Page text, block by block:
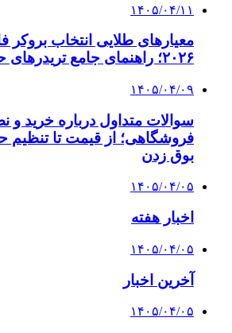
۱۴۰۵/۰۴/۱۱
معیارهای طلایی انتخاب
۲۰۲۶؛ راهنمای جامع تریدرهای حرفه‌ای
۱۴۰۵/۰۴/۰۹
سوالات متداول درباره خرید
فروشگاهی؛ از قیمت تا
بوق زدن
۱۴۰۵/۰۴/۰۵
اخبار هفته
۱۴۰۵/۰۴/۰۵
آخرین اخبار
۱۴۰۵/۰۴/۰۵